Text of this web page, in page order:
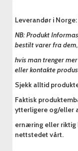
Leverandør i
NB: Produkt
bestilt varer fra dem,
hvis man trenger
eller kontakte
Sjekk alltid
Faktisk
ytterligere og/eller
ernæring eller riktig
nettstedet vårt.